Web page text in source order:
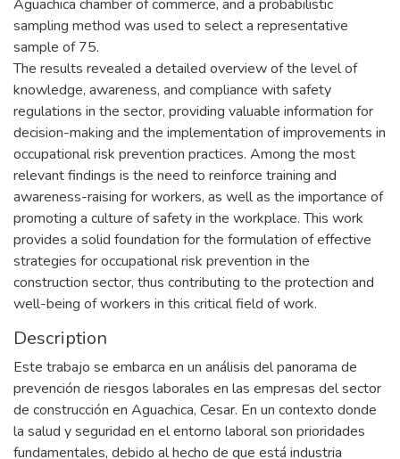
Aguachica chamber of commerce, and a probabilistic
sampling method was used to select a representative
sample of 75.
The results revealed a detailed overview of the level of
knowledge, awareness, and compliance with safety
regulations in the sector, providing valuable information for
decision-making and the implementation of improvements in
occupational risk prevention practices. Among the most
relevant findings is the need to reinforce training and
awareness-raising for workers, as well as the importance of
promoting a culture of safety in the workplace. This work
provides a solid foundation for the formulation of effective
strategies for occupational risk prevention in the
construction sector, thus contributing to the protection and
well-being of workers in this critical field of work.
Description
Este trabajo se embarca en un análisis del panorama de
prevención de riesgos laborales en las empresas del sector
de construcción en Aguachica, Cesar. En un contexto donde
la salud y seguridad en el entorno laboral son prioridades
fundamentales, debido al hecho de que está industria